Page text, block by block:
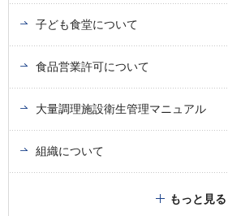
子ども食堂について
食品営業許可について
大量調理施設衛生管理マニュアル
組織について
もっと見る